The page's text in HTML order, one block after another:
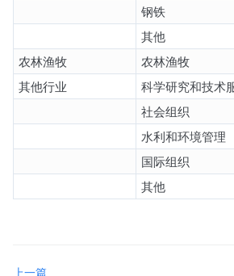
钢铁
其他
农林渔牧
农林渔牧
其他行业
科学研究和技术
社会组织
水利和环境管理
国际组织
其他
上一篇